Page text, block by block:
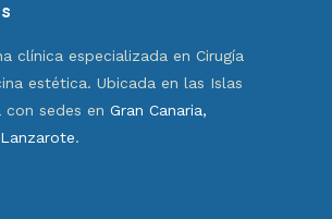
clínica especializada en Cirugía
estética. Ubicada en las Islas
con sedes en Gran Canaria,
.